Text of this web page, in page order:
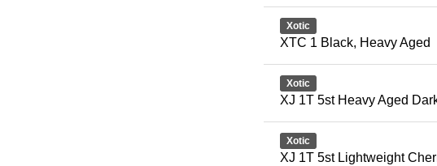
Xotic
XTC 1 Black, Heavy Aged
Xotic
XJ 1T 5st Heavy Aged
Xotic
XJ 1T 5st Lightweight